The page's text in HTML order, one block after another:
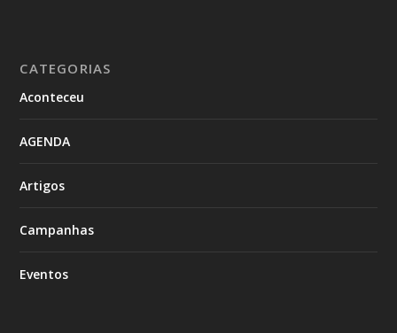
CATEGORIAS
Aconteceu
AGENDA
Artigos
Campanhas
Eventos